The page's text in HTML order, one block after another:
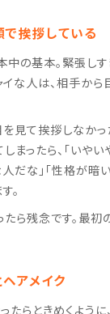
挨拶している
中の基本。緊張し
な人は、相手か
見て挨拶しなかっ
まったら、「いやい
だな」「性格が暗
。
ら残念です。最初
アメイク
らときめくように